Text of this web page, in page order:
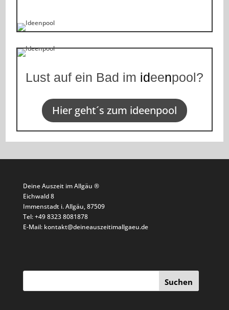
Lust auf ein Bad im ideenpool?
Hier geht´s zum ideenpool
Deine Auszeit im Allgäu ®
Eichwald 8
Immenstadt i. Allgäu, 87509
Tel: +49 8323 8081878
E-Mail: kontakt@deineauszeitimallgaeu.de
Suchen